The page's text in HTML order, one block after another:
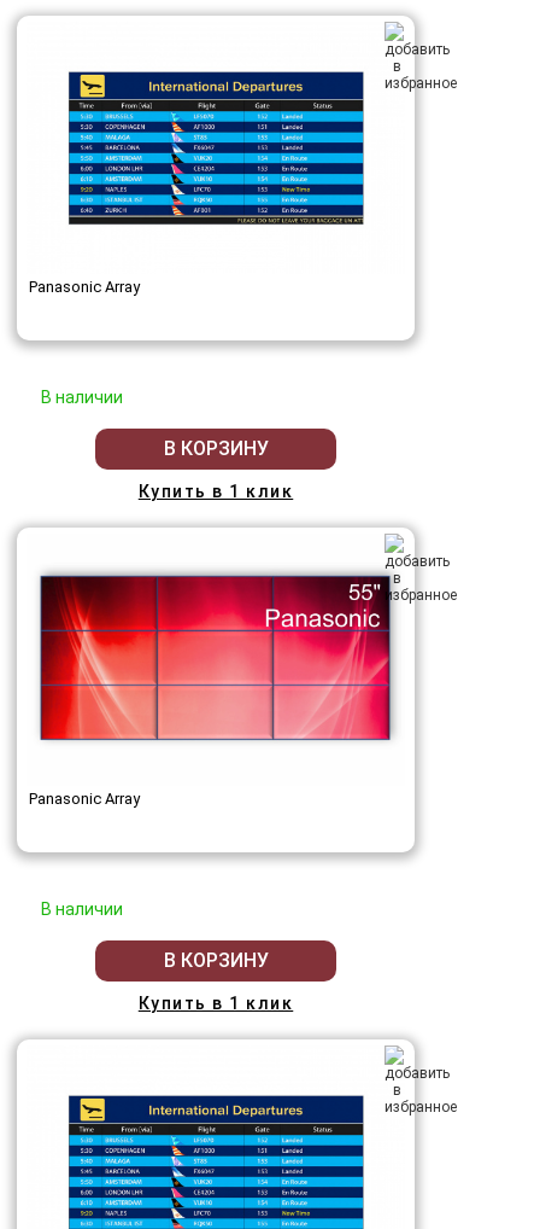
Panasonic Array
В наличии
В КОРЗИНУ
Купить в 1 клик
Panasonic Array
В наличии
В КОРЗИНУ
Купить в 1 клик